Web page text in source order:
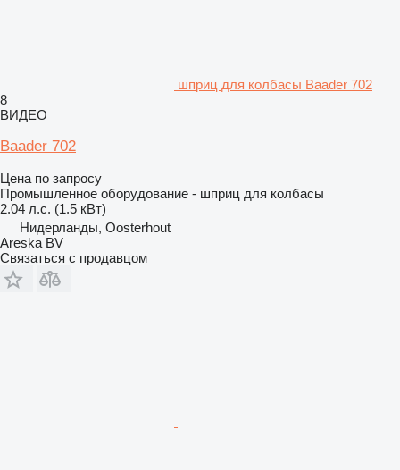
шприц для колбасы Baader 702
8
ВИДЕО
Baader 702
Цена по запросу
Промышленное оборудование - шприц для колбасы
2.04 л.с. (1.5 кВт)
Нидерланды, Oosterhout
Areska BV
Связаться с продавцом